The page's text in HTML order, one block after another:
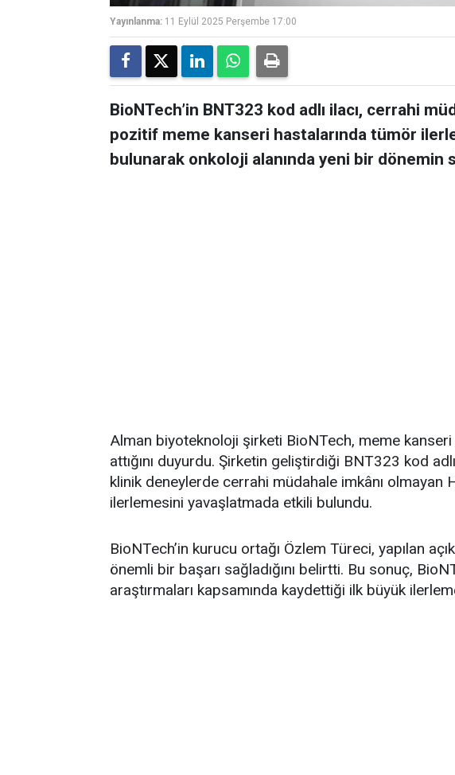
Yayınlanma: 11 Eylül 2025 Perşembe 17:00
BioNTech’in BNT323 kod adlı ilacı, cerrahi
pozitif meme kanseri hastalarında tümör
bulunarak onkoloji alanında yeni bir dönemin
Alman biyoteknoloji şirketi BioNTech, meme
attığını duyurdu. Şirketin geliştirdiği BNT323 kod
klinik deneylerde cerrahi müdahale imkânı olmayan
ilerlemesini yavaşlatmada etkili bulundu.
BioNTech’in kurucu ortağı Özlem Türeci, yapılan
önemli bir başarı sağladığını belirtti. Bu sonuç,
araştırmaları kapsamında kaydettiği ilk büyük